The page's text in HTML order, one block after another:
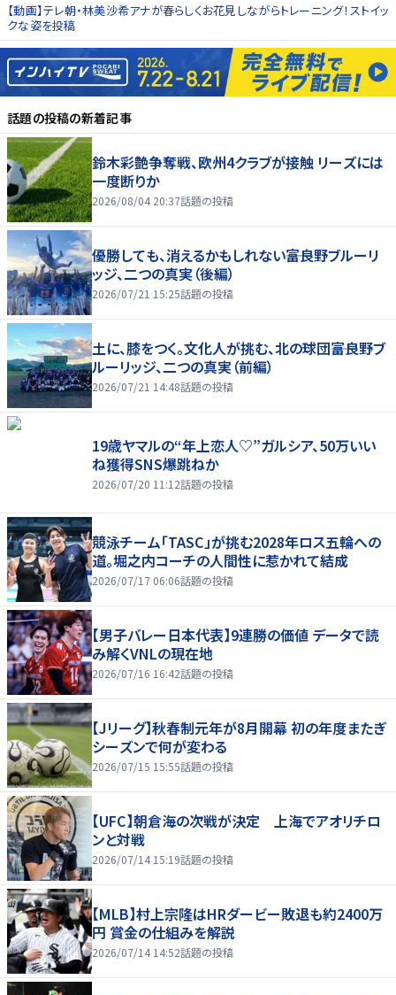
【動画】テレ朝・林美沙希アナが春らしくお花見しながらトレーニング！ストイッ
クな姿を投稿
話題の投稿の新着記事
鈴木彩艶争奪戦、欧州4クラブが接触 リーズには
一度断りか
2026/08/04 20:37話題の投稿
優勝しても、消えるかもしれない――富良野ブルーリ
ッジ、二つの真実（後編）
2026/07/21 15:25話題の投稿
土に、膝をつく。文化人が挑む、北の球団――富良野ブ
ルーリッジ、二つの真実（前編）
2026/07/21 14:48話題の投稿
19歳ヤマルの“年上恋人♡”ガルシア、50万いい
ね獲得SNS爆跳ねか
2026/07/20 11:12話題の投稿
競泳チーム「TASC」が挑む2028年ロス五輪への
道。堀之内コーチの人間性に惹かれて結成
2026/07/17 06:06話題の投稿
【男子バレー日本代表】9連勝の価値 データで読
み解くVNLの現在地
2026/07/16 16:42話題の投稿
【Jリーグ】秋春制元年が8月開幕 初の年度またぎ
シーズンで何が変わる
2026/07/15 15:55話題の投稿
【UFC】朝倉海の次戦が決定 上海でアオリチロ
ンと対戦
2026/07/14 15:19話題の投稿
【MLB】村上宗隆はHRダービー敗退も約2400万
円 賞金の仕組みを解説
2026/07/14 14:52話題の投稿